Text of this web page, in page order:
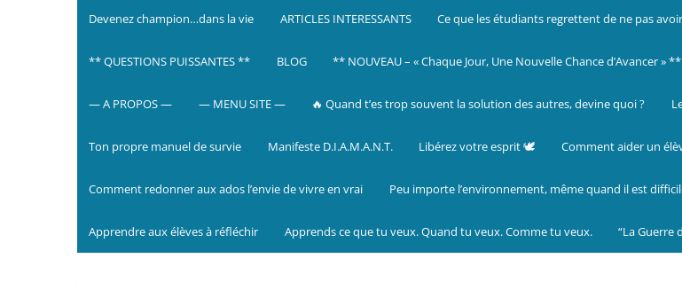
Devenez champion…dans la vie ARTICLES INTERESSANTS Ce que les étudiants regrettent de ne pas
** QUESTIONS PUISSANTES ** BLOG ** NOUVEAU – « Chaque Jour, Une Nouvelle Chance d’Avancer » **
— A PROPOS — — MENU SITE — 🔥 Quand t’es trop souvent la solution des autres, devine quoi ?
Ton propre manuel de survie Manifeste D.I.A.M.A.N.T. Libérez votre esprit 🕊️ Comment aider un
Comment redonner aux ados l’envie de vivre en vrai Peu importe l’environnement, même quand il est
Apprendre aux élèves à réfléchir Apprends ce que tu veux. Quand tu veux. Comme tu veux. “La Guerre